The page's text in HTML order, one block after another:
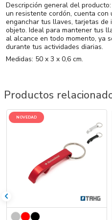
Descripción general del
un resistente cordón, cuenta
enganchar tus llaves, tarjetas
objeto. Ideal para mantener tus
al alcance en todo momento, ya
durante tus actividades diarias.
Medidas: 50 x 3 x 0,6 cm.
Productos
NOVEDAD